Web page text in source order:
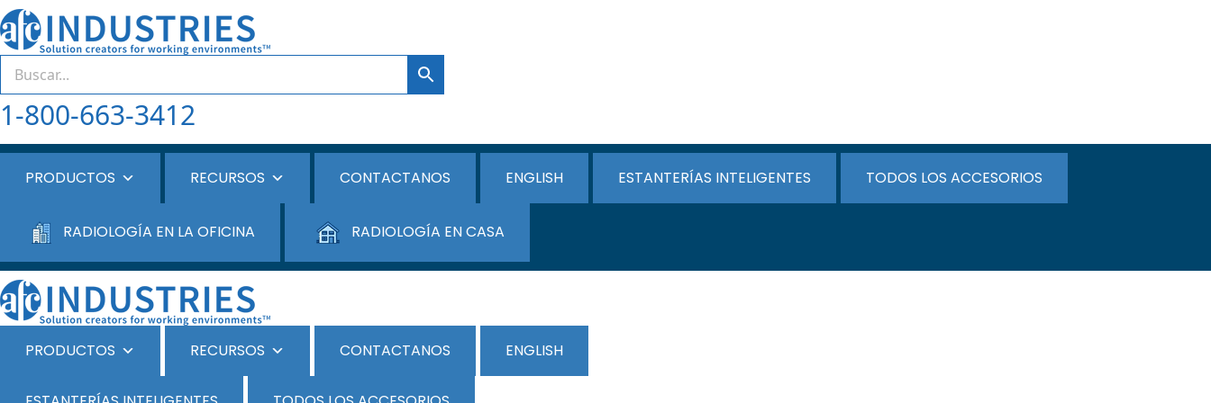
1-800-663-3412
PRODUCTOS RECURSOS CONTACTANOS ENGLISH ESTANTERÍAS INTELIGENTES TODOS LOS ACCESORIOS
RADIOLOGÍA EN LA OFICINA RADIOLOGÍA EN CASA
PRODUCTOS RECURSOS CONTACTANOS ENGLISH